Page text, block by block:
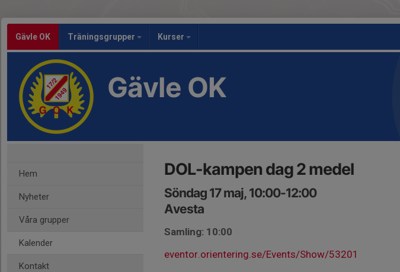
Gävle OK Träningsgrupper Kurser
Gävle OK
Hem
Nyheter
Våra grupper
Kalender
Kontakt
DOL-kampen dag 2 medel
Söndag 17 maj, 10:00-12:00
Avesta
Samling: 10:00
eventor.orientering.se/Events/Show/53201